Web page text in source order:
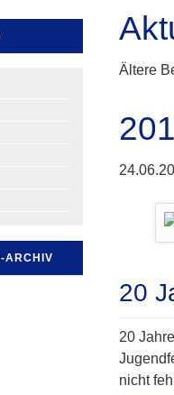
Ältere
20
20
nicht
ARCHIV